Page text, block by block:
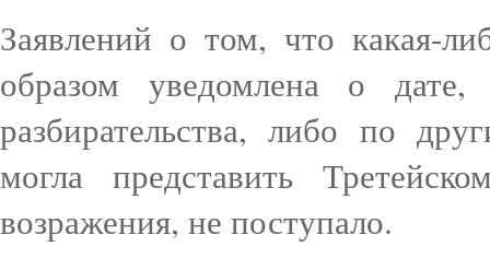
Заявлений о том, что какая-
образом уведомлена о
разбирательства, либо по
могла представить
возражения, не поступало.